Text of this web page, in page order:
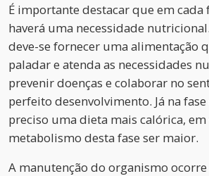
É importante destacar que em cada
haverá uma necessidade
deve-se fornecer uma alimentação
paladar e atenda as necessidades
prevenir doenças e colaborar no
perfeito desenvolvimento. Já na
preciso uma dieta mais calórica,
metabolismo desta fase ser maior.
A manutenção do organismo ocorre